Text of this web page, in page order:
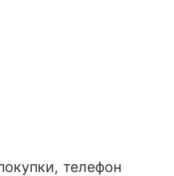
телефон